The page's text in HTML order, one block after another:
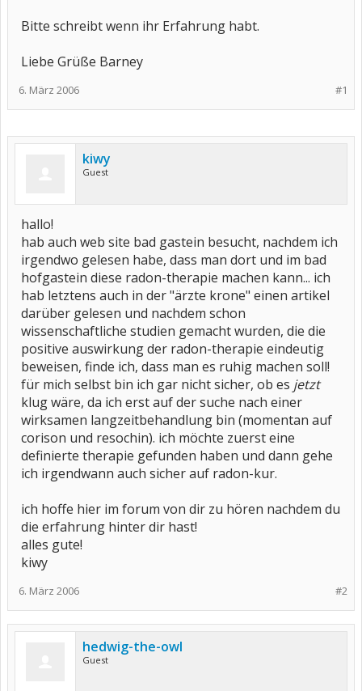
Bitte schreibt wenn ihr Erfahrung habt.
Liebe Grüße Barney
#1
6. März 2006
kiwy
Guest
hallo!
hab auch web site bad gastein besucht, nachdem ich
irgendwo gelesen habe, dass man dort und im bad
hofgastein diese radon-therapie machen kann... ich
hab letztens auch in der "ärzte krone" einen artikel
darüber gelesen und nachdem schon
wissenschaftliche studien gemacht wurden, die die
positive auswirkung der radon-therapie eindeutig
beweisen, finde ich, dass man es ruhig machen soll!
für mich selbst bin ich gar nicht sicher, ob es jetzt
klug wäre, da ich erst auf der suche nach einer
wirksamen langzeitbehandlung bin (momentan auf
corison und resochin). ich möchte zuerst eine
definierte therapie gefunden haben und dann gehe
ich irgendwann auch sicher auf radon-kur.
ich hoffe hier im forum von dir zu hören nachdem du
die erfahrung hinter dir hast!
alles gute!
kiwy
#2
6. März 2006
hedwig-the-owl
Guest